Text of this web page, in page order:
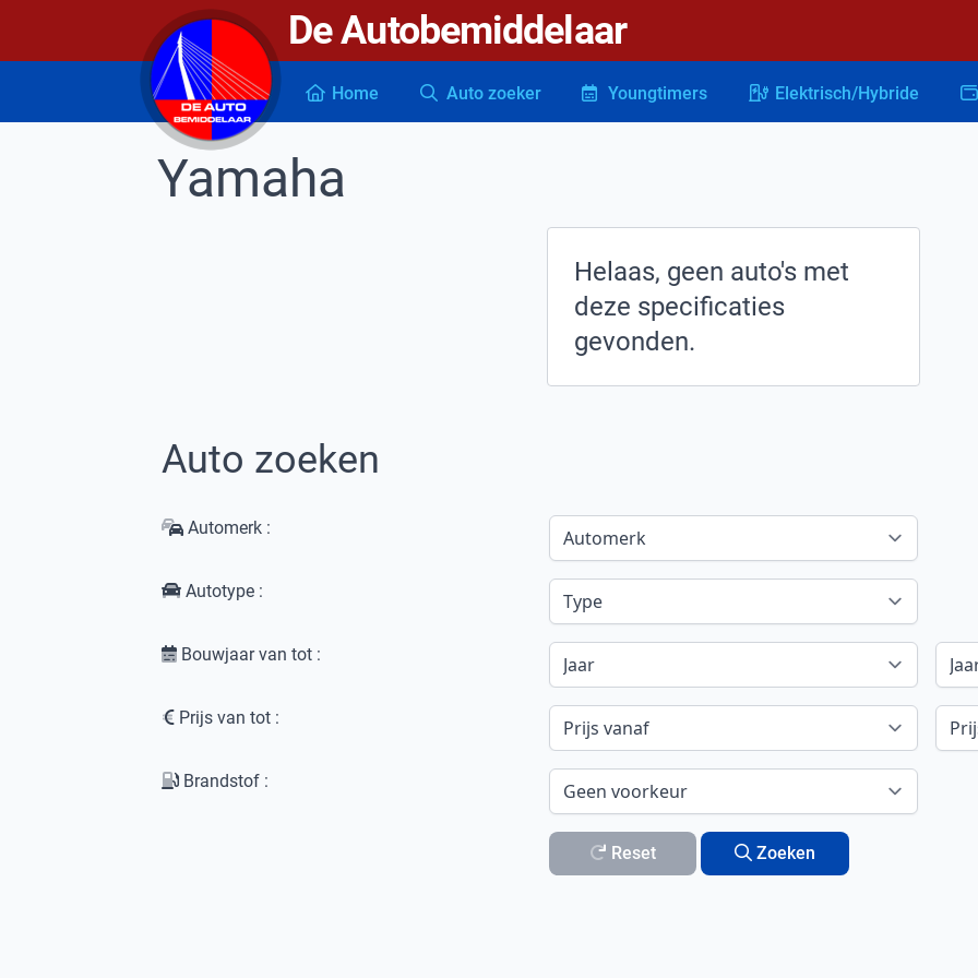
De Autobemiddelaar
Home Auto zoeker Youngtimers Elektrisch/Hybride
De autobemiddelaar
Yamaha
Helaas, geen auto's met
deze specificaties
gevonden.
Auto zoeken
Automerk :
Autotype :
Bouwjaar van tot :
Prijs van tot :
Brandstof :
Reset Zoeken